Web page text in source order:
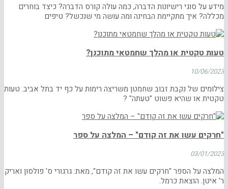
מידע על סוגי רישיונות הדברה, כמה עולה קורס הדברה? כיצד בוחרים
מכללה? איך מתקיימת הבחינה ומה עושה מי שנכשל? טיפים
טעות טקטית או מהלך שחמטאי מתוכנן?
10/06/2023
צילומים של נקבת זבוב שחמטן משריצה רימות על כף יד בתל אביב. טעות
טקטית או שהיא פשוט "טעתה" ?
"חרקים עשו את זה קודם" – המלצה על ספר
03/01/2023
המלצה על הספר "חרקים עשו את זה קודם", מאת: גרגורי ס' פולסון ואריק
ר' איטן. הוצאת כרמל.